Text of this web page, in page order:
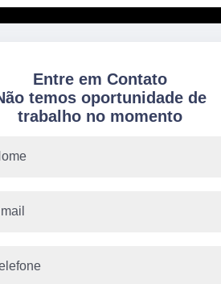
Entre em Contato
temos oportunidade de
trabalho no momento